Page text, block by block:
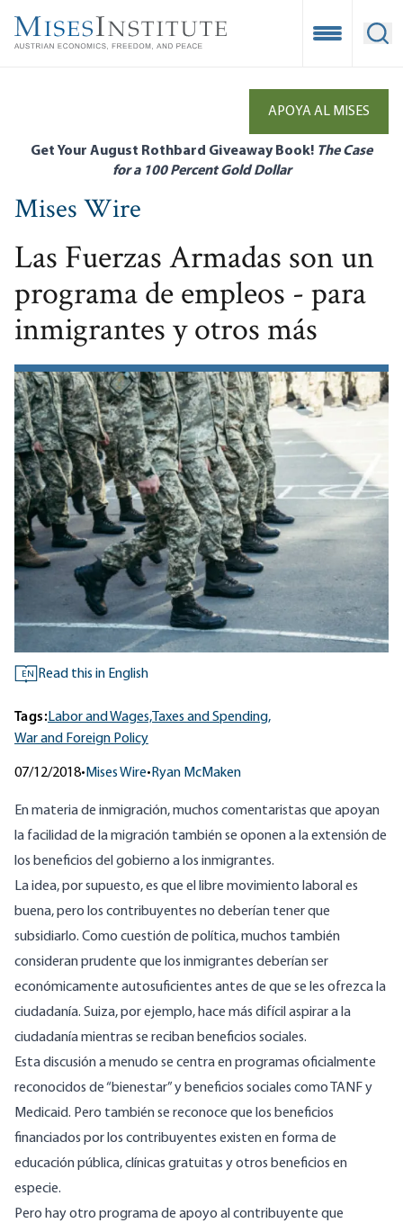
main
Open
APOYA AL MISES
Get Your August Rothbard Giveaway Book! The Case
for a 100 Percent Gold Dollar
Mises Wire
Las Fuerzas Armadas son un
programa de empleos - para
inmigrantes y otros más
EN Read this in English
Tags:Labor and Wages, Taxes and Spending,
War and Foreign Policy
07/12/2018• Mises Wire• Ryan McMaken
En materia de inmigración, muchos comentaristas que apoyan
la facilidad de la migración también se oponen a la extensión de
los beneficios del gobierno a los inmigrantes.
La idea, por supuesto, es que el libre movimiento laboral es
buena, pero los contribuyentes no deberían tener que
subsidiarlo. Como cuestión de política, muchos también
consideran prudente que los inmigrantes deberían ser
económicamente autosuficientes antes de que se les ofrezca la
ciudadanía. Suiza, por ejemplo, hace más difícil aspirar a la
ciudadanía mientras se reciban beneficios sociales.
Esta discusión a menudo se centra en programas oficialmente
reconocidos de “bienestar” y beneficios sociales como TANF y
Medicaid. Pero también se reconoce que los beneficios
financiados por los contribuyentes existen en forma de
educación pública, clínicas gratuitas y otros beneficios en
especie.
Pero hay otro programa de apoyo al contribuyente que